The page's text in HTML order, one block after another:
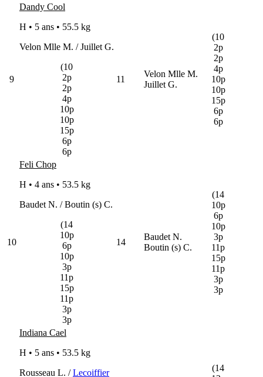
9
Dandy Cool
H • 5 ans • 55.5 kg
Velon Mlle M. / Juillet G.
(10
2p
2p
4p
10p
10p
15p
6p
6p
11
Velon Mlle M.
Juillet G.
(10
2p
2p
4p
10p
10p
15p
6p
6p
10
Feli Chop
H • 4 ans • 53.5 kg
Baudet N. / Boutin (s) C.
(14
10p
6p
10p
3p
11p
15p
11p
3p
3p
14
Baudet N.
Boutin (s) C.
(14
10p
6p
10p
3p
11p
15p
11p
3p
3p
Indiana Cael
H • 5 ans • 53.5 kg
Rousseau L. /Lecoiffier
(14